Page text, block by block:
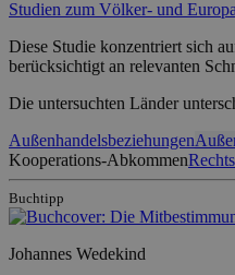
Studien zum Völker- und
Diese Studie konzentriert sich
berücksichtigt an relevanten
Die untersuchten Länder
Außenhandelsbeziehungen
Kooperations-Abkommen
Buchtipp
Johannes Wedekind